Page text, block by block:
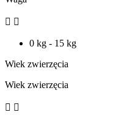
 
0 kg - 15 kg
Wiek zwierzęcia
Wiek zwierzęcia
 